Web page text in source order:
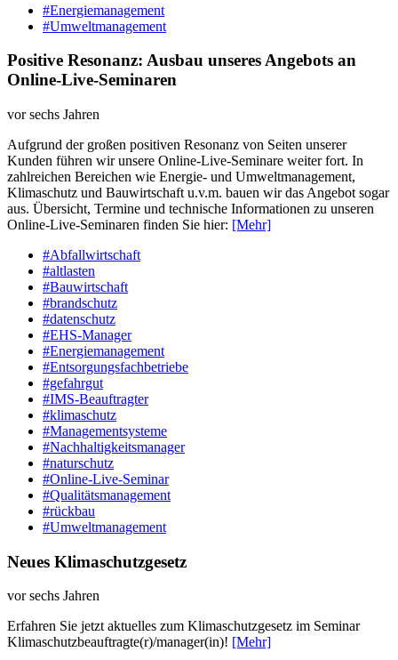
#Energiemanagement
#Umweltmanagement
Positive Resonanz: Ausbau unseres Angebots an
Online-Live-Seminaren
vor sechs Jahren
Aufgrund der großen positiven Resonanz von Seiten unserer
Kunden führen wir unsere Online-Live-Seminare weiter fort. In
zahlreichen Bereichen wie Energie- und Umweltmanagement,
Klimaschutz und Bauwirtschaft u.v.m. bauen wir das Angebot sogar
aus. Übersicht, Termine und technische Informationen zu unseren
Online-Live-Seminaren finden Sie hier: [Mehr]
#Abfallwirtschaft
#altlasten
#Bauwirtschaft
#brandschutz
#datenschutz
#EHS-Manager
#Energiemanagement
#Entsorgungsfachbetriebe
#gefahrgut
#IMS-Beauftragter
#klimaschutz
#Managementsysteme
#Nachhaltigkeitsmanager
#naturschutz
#Online-Live-Seminar
#Qualitätsmanagement
#rückbau
#Umweltmanagement
Neues Klimaschutzgesetz
vor sechs Jahren
Erfahren Sie jetzt aktuelles zum Klimaschutzgesetz im Seminar
Klimaschutzbeauftragte(r)/manager(in)! [Mehr]